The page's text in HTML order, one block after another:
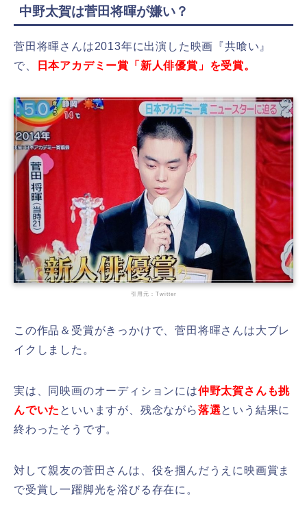
中野太賀は菅田将暉が嫌い？
菅田将暉さんは2013年に出演した映画『共喰い』
で、
日本アカデミー賞「新人俳優賞」を受賞。
引用元：Twitter
この作品＆受賞がきっかけで、菅田将暉さんは大ブレ
イクしました。
実は、同映画のオーディションには仲野太賀さんも挑
んでいた といいますが、残念ながら落選という結果に
終わったそうです。
対して親友の菅田さんは、役を掴んだうえに映画賞ま
で受賞し一躍脚光を浴びる存在に。